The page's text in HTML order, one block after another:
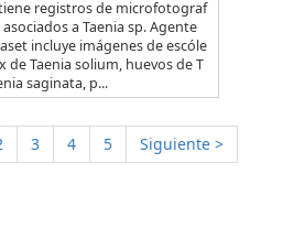
registros de microfotograf
a Taenia sp. Agente
incluye imágenes de escóle
de Taenia solium, huevos de T
saginata, p...
3 4 5
Siguiente >